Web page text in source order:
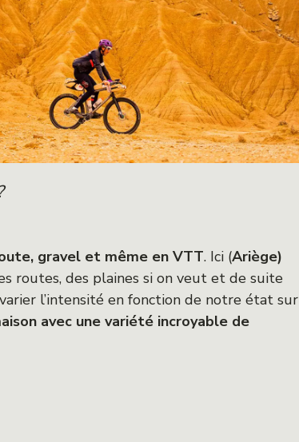
gravel et même en VTT. Ici (Ariège)
routes, des plaines si on veut et de suite
l’intensité en fonction de notre état sur
avec une variété incroyable de